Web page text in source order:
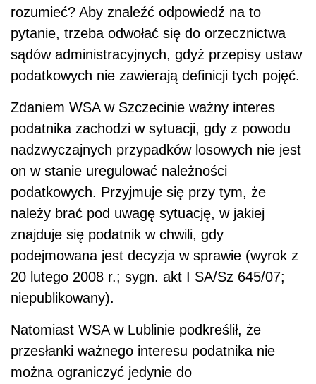
rozumieć? Aby znaleźć odpowiedź na to
pytanie, trzeba odwołać się do orzecznictwa
sądów administracyjnych, gdyż przepisy ustaw
podatkowych nie zawierają definicji tych pojęć.
Zdaniem WSA w Szczecinie ważny interes
podatnika zachodzi w sytuacji, gdy z powodu
nadzwyczajnych przypadków losowych nie jest
on w stanie uregulować należności
podatkowych. Przyjmuje się przy tym, że
należy brać pod uwagę sytuację, w jakiej
znajduje się podatnik w chwili, gdy
podejmowana jest decyzja w sprawie (wyrok z
20 lutego 2008 r.; sygn. akt I SA/Sz 645/07;
niepublikowany).
Natomiast WSA w Lublinie podkreślił, że
przesłanki ważnego interesu podatnika nie
można ograniczyć jedynie do